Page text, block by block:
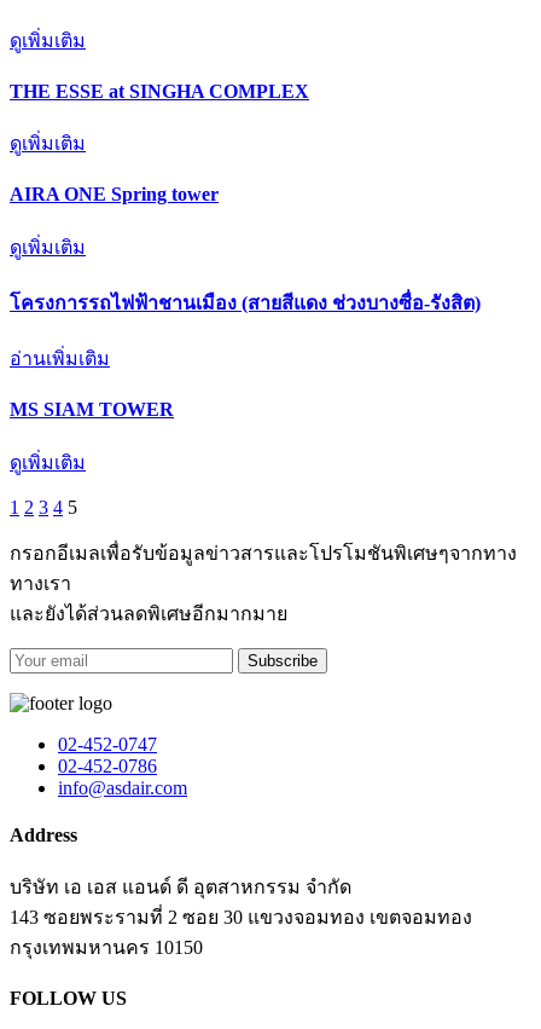
ดูเพิ่มเติม
THE ESSE at SINGHA COMPLEX
ดูเพิ่มเติม
AIRA ONE Spring tower
ดูเพิ่มเติม
โครงการรถไฟฟ้าชานเมือง (สายสีแดง ช่วงบางซื่อ-รังสิต)
อ่านเพิ่มเติม
MS SIAM TOWER
ดูเพิ่มเติม
1 2 3 4 5
กรอกอีเมลเพื่อรับข้อมูลข่าวสารและโปรโมชันพิเศษๆจากทาง
ทางเรา
และยังได้ส่วนลดพิเศษอีกมากมาย
Subscribe
02-452-0747
02-452-0786
info@asdair.com
Address
บริษัท เอ เอส แอนด์ ดี อุตสาหกรรม จำกัด
143 ซอยพระรามที่ 2 ซอย 30 แขวงจอมทอง เขตจอมทอง
​กรุงเทพมหานคร 10150
FOLLOW US